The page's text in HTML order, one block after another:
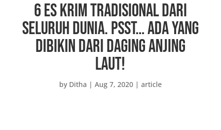
6 Es Krim Tradisional Dari
Seluruh Dunia. Psst… Ada yang
Dibikin Dari Daging Anjing
Laut!
by Ditha | Aug 7, 2020| article